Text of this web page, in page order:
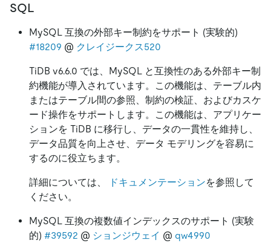
SQL
MySQL 互換の外部キー制約をサポート (実験的)
#18209 @ クレイジークス520
TiDB v6.6.0 では、MySQL と互換性のある外部キー制
約機能が導入されています。この機能は、テーブル内
またはテーブル間の参照、制約の検証、およびカスケ
ード操作をサポートします。この機能は、アプリケー
ションを TiDB に移行し、データの一貫性を維持し、
データ品質を向上させ、データ モデリングを容易に
するのに役立ちます。
詳細については、 ドキュメンテーションを参照して
ください。
MySQL 互換の複数値インデックスのサポート (実験
的) #39592 @ ションジウェイ @ qw4990